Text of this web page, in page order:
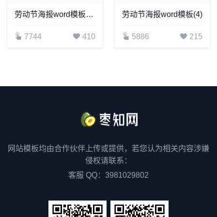
劳动节海报word模板(39)
7744 410
劳动节海报word模板(4)
5886 215
网站模板均由合作伙伴上传或提供，若您认为相关内容涉嫌
侵权请联系：
客服 QQ：3981029802